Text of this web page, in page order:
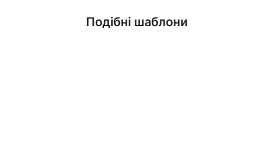
Подібні шаблони
Дізнатися більше